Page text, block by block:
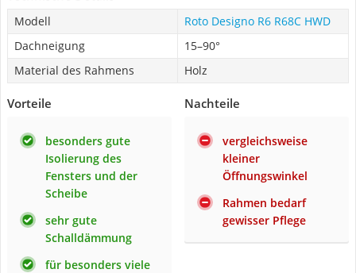
Modell
Roto Designo R6 R68C HWD
Dachneigung
15–90°
Material des Rahmens
Holz
Vorteile
besonders gute
Isolierung des
Fensters und der
Scheibe
sehr gute
Schalldämmung
für besonders viele
Nachteile
vergleichsweise
kleiner
Öffnungswinkel
Rahmen bedarf
gewisser Pflege